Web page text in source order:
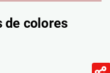
de colores